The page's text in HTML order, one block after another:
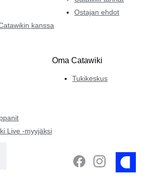
kanssa
Ostajan ehdot
Live -myyjäksi
Oma Catawiki
Tukikeskus